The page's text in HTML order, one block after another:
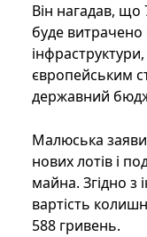
Він нагадав,
буде
європейським
державний
Малюська
нових лотів і
майна. Згідно
вартість
588 гривень.